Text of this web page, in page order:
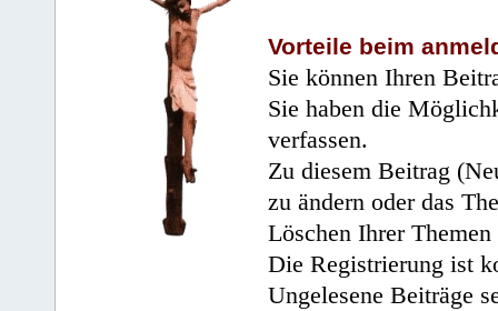
Vorteile beim
Sie können Ihren
Sie haben die
verfassen.
Zu diesem Beitrag
zu ändern oder das
Löschen Ihrer
Die Registrierung ist
Ungelesene Beiträge